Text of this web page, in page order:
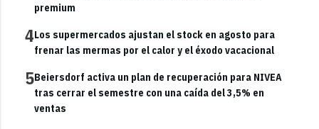
premium
4Los supermercados ajustan el stock en agosto para
frenar las mermas por el calor y el éxodo vacacional
5Beiersdorf activa un plan de recuperación para NIVEA
tras cerrar el semestre con una caída del 3,5% en
ventas